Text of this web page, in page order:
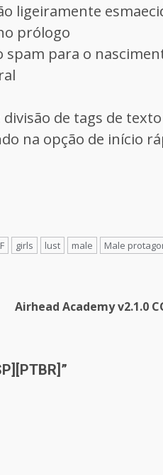
ligeiramente
prólogo
para o
de tags de texto
na opção de início
girls lust male Male
Airhead Academy v2.1.0
”